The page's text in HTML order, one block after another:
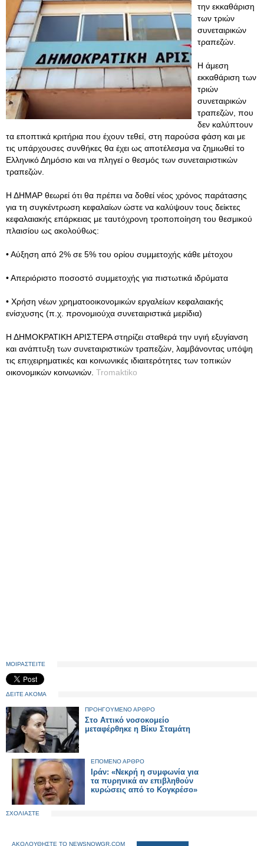
την εκκαθάριση
των τριών
συνεταιρικών
τραπεζών.
Η άμεση
εκκαθάριση των
τριών
συνεταιρικών
τραπεζών, που
δεν καλύπτουν
τα εποπτικά κριτήρια που έχουν τεθεί, στη παρούσα φάση και με
τις υπάρχουσες συνθήκες θα έχει ως αποτέλεσμα να ζημιωθεί το
Ελληνικό Δημόσιο και να πληγεί ο θεσμός των συνεταιριστικών
τραπεζών.
Η ΔΗΜΑΡ θεωρεί ότι θα πρέπει να δοθεί νέος χρόνος παράτασης
για τη συγκέντρωση κεφαλαίων ώστε να καλύψουν τους δείκτες
κεφαλαιακής επάρκειας με ταυτόχρονη τροποποίηση του θεσμικού
πλαισίου ως ακολούθως:
• Αύξηση από 2% σε 5% του ορίου συμμετοχής κάθε μέτοχου
• Απεριόριστο ποσοστό συμμετοχής για πιστωτικά ιδρύματα
• Χρήση νέων χρηματοοικονομικών εργαλείων κεφαλαιακής
ενίσχυσης (π.χ. προνομιούχα συνεταιριστικά μερίδια)
Η ΔΗΜΟΚΡΑΤΙΚΗ ΑΡΙΣΤΕΡΑ στηρίζει σταθερά την υγιή εξυγίανση
και ανάπτυξη των συνεταιριστικών τραπεζών, λαμβάνοντας υπόψη
τις επιχειρηματικές και κοινωνικές ιδιαιτερότητες των τοπικών
οικονομικών κοινωνιών. Tromaktiko
ΜΟΙΡΑΣΤΕΙΤΕ
ΔΕΙΤΕ ΑΚΟΜΑ
ΠΡΟΗΓΟΥΜΕΝΟ ΑΡΘΡΟ
Στο Αττικό νοσοκομείο
μεταφέρθηκε η Βίκυ Σταμάτη
ΕΠΟΜΕΝΟ ΑΡΘΡΟ
Ιράν: «Νεκρή η συμφωνία για
τα πυρηνικά αν επιβληθούν
κυρώσεις από το Κογκρέσο»
ΣΧΟΛΙΑΣΤΕ
ΑΚΟΛΟΥΘΗΣΤΕ ΤΟ NEWSNOWGR.COM